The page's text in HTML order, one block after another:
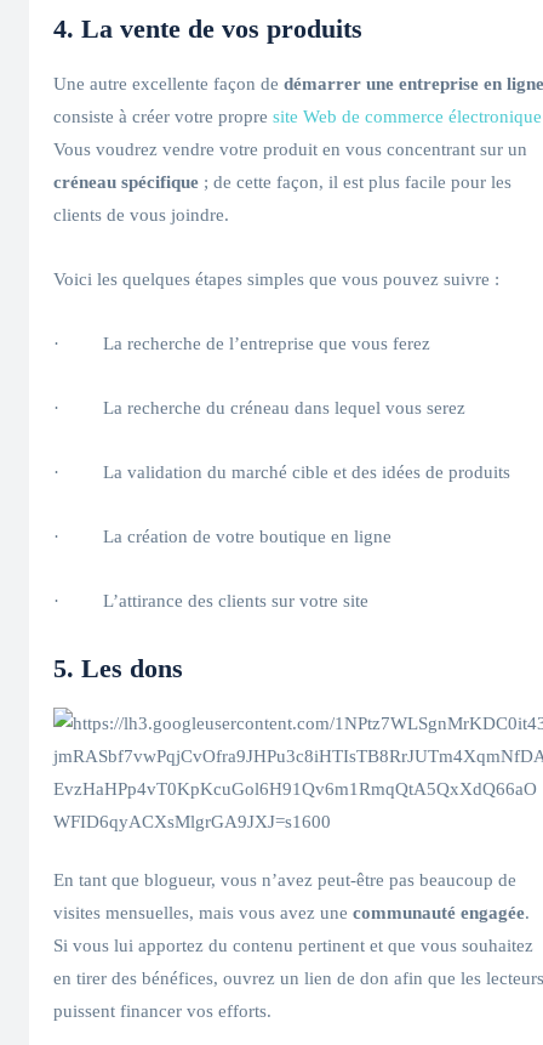
4. La vente de vos produits
Une autre excellente façon de démarrer une entreprise en ligne
consiste à créer votre propre site Web de commerce électronique
Vous voudrez vendre votre produit en vous concentrant sur un
créneau spécifique ; de cette façon, il est plus facile pour les
clients de vous joindre.
Voici les quelques étapes simples que vous pouvez suivre :
· La recherche de l’entreprise que vous ferez
· La recherche du créneau dans lequel vous serez
· La validation du marché cible et des idées de produits
· La création de votre boutique en ligne
· L’attirance des clients sur votre site
5. Les dons
En tant que blogueur, vous n’avez peut-être pas beaucoup de
visites mensuelles, mais vous avez une communauté engagée.
Si vous lui apportez du contenu pertinent et que vous souhaitez
en tirer des bénéfices, ouvrez un lien de don afin que les lecteurs
puissent financer vos efforts.